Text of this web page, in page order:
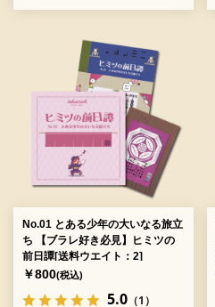
No.01 とある少年の大いなる旅立
ち 【ブラレ好き必見】ヒミツの
前日譚[送料ウエイト：2]
￥800(税込)
5.0 （1）